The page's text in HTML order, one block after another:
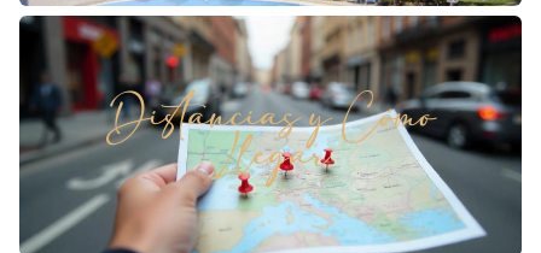
Distancias y Cómo
Llegar